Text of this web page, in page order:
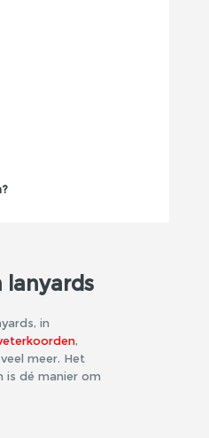
lanyards
in
,
meer. Het
is dé manier om